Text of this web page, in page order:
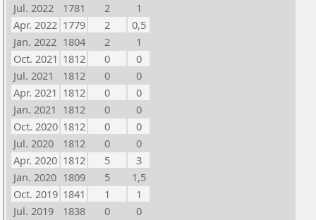
Jul. 2022
1781 2
1
Apr. 2022 1779 2
0,5
Jan. 2022 1804 2
1
Oct. 2021 1812 0
0
Jul. 2021
1812 0
0
Apr. 2021 1812 0
0
Jan. 2021 1812 0
0
Oct. 2020 1812 0
0
Jul. 2020
1812 0
0
Apr. 2020 1812 5
3
Jan. 2020 1809 5
1,5
Oct. 2019 1841 1
1
Jul. 2019
1838 0
0